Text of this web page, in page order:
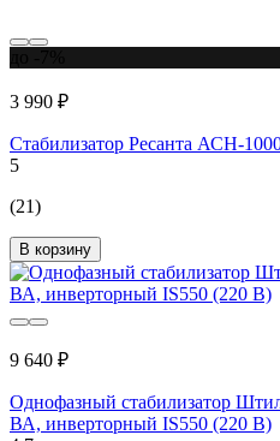
3 990 ₽
Стабилизатор Ресанта АСН-
5
(21)
В корзину
9 640 ₽
Однофазный стабилизатор
ВА, инверторный IS550 (220 В)